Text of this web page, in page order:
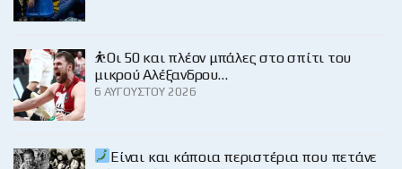
⛹️Οι 50 και πλέον μπάλες στο σπίτι του
μικρού Αλέξανδρου…
6 ΑΥΓΟΎΣΤΟΥ 2026
Είναι και κάποια περιστέρια που πετάνε